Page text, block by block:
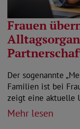
Frauen
Der sogenannte
Familien ist bei
zeigt eine aktuelle
Mehr lesen